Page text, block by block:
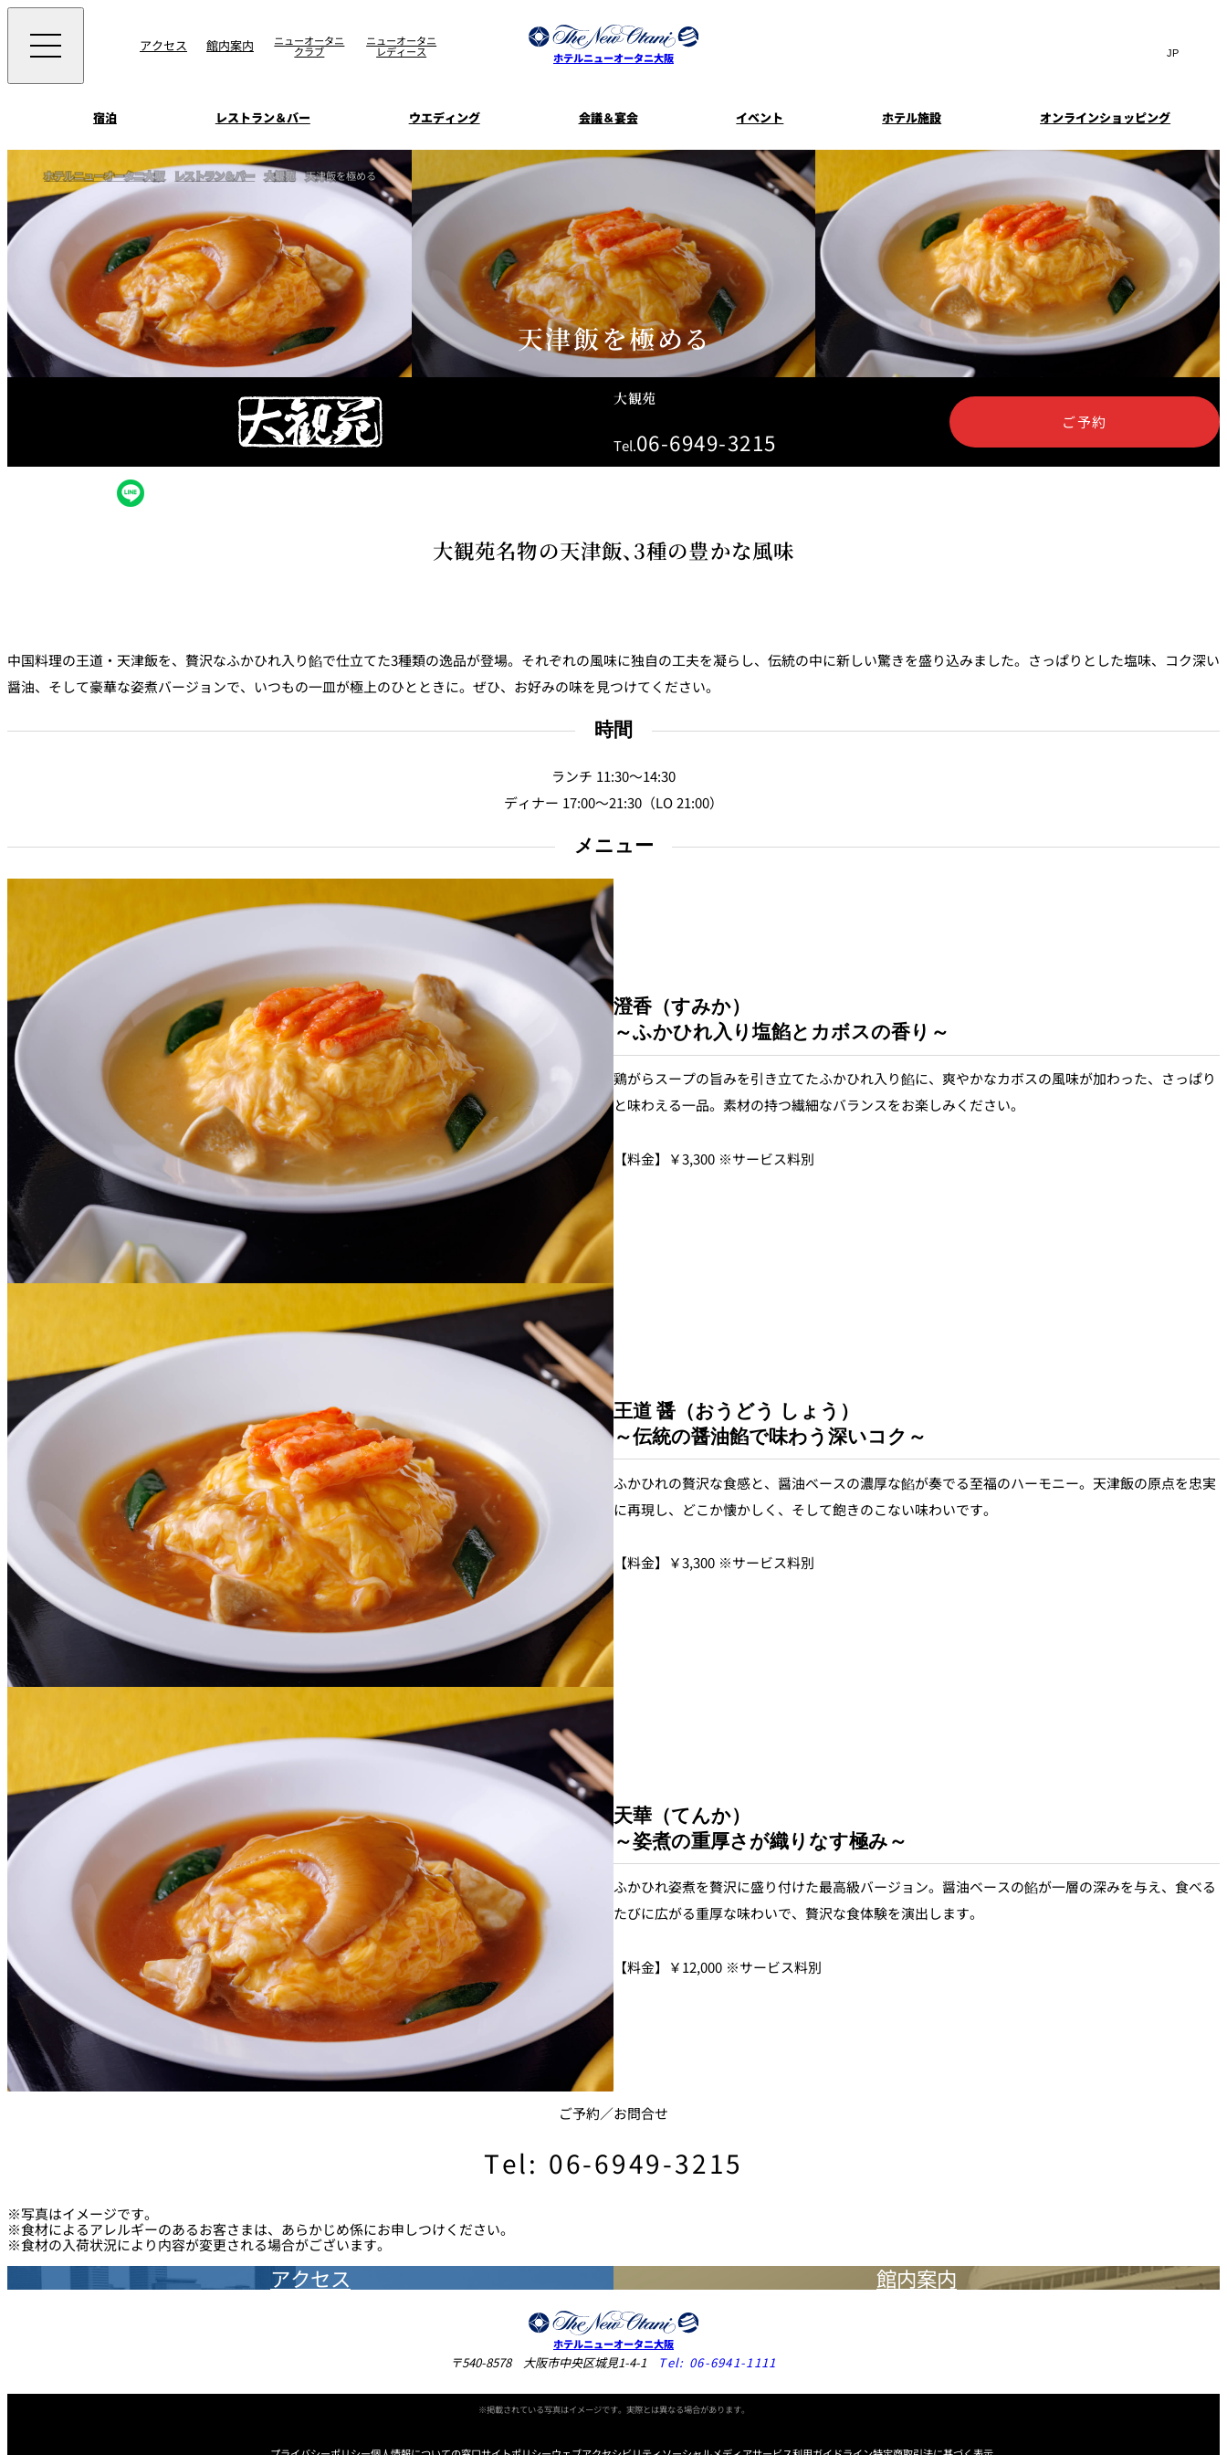
ホテルニューオータニ大阪
アクセス 館内案内 ニューオータニ
クラブ
ニューオータニ
レディース Search
サ
内
索
窓
を
開
閉
言
ュ
ー
を
開
JP(日本語)
中文(简)(中文(简))
Select Language ▼
宿泊
宿泊
客室一覧
サービスガイド
スイート・エグゼクティ
ブフロアの特典
朝食のご案内
ルームサービス
レストラン＆バー
西洋料理
SAKURA
SATSUKI
日本料理
けやき 季処 一心 麺処 NAKAJIMA 乾山
叙々苑 游玄亭 花外楼 大坂城店
藤尾
中国料理
大観苑
創作料理
パティスリーSATSUKI
バー
フォーシーズンズ
個室
River Terrace
個室のあるレストラン
レストランキャンセルポ
リシー及びキャッシュレ
ス決済のご案内 メールマガジン"Letter
OTANI"ご登録フォーム
ウエディング
ウエディング
ニューオータニウエディ
ングの魅力
ウエディングスタイル
新着情報
フェア
挙式 披露宴 料理・ケーキ
プラン
ムービー
美食ウエディング
ドレスブランド
「ituwa（いつわ）」
期間限定POP UPストア
オープン
来館予約
資料請求
会議＆宴会
会議＆宴会
宴会場一覧
お料理のご案内
宴会ご予約・お問合せフ
イベント ホテル施設 オンラインショッピング
天津飯を極める
ホテルニューオータニ大阪 レストラン＆バー 大観苑 天津飯を極める
大観苑
Tel.06-6949-3215
ご予約
大観苑名物の天津飯、3種の豊かな風味
中国料理の王道・天津飯を、贅沢なふかひれ入り餡で仕立てた3種類の逸品が登場。それぞれの風味に独自の工夫を凝らし、伝統の中に新しい驚きを盛り込みました。さっぱりとした塩味、コク深い
醤油、そして豪華な姿煮バージョンで、いつもの一皿が極上のひとときに。ぜひ、お好みの味を見つけてください。
時間
ランチ 11:30～14:30
ディナー 17:00～21:30（LO 21:00）
メニュー
澄香（すみか）
～ふかひれ入り塩餡とカボスの香り～
鶏がらスープの旨みを引き立てたふかひれ入り餡に、爽やかなカボスの風味が加わった、さっぱり
と味わえる一品。素材の持つ繊細なバランスをお楽しみください。
【料金】￥3,300 ※サービス料別
王道 醤（おうどう しょう）
～伝統の醤油餡で味わう深いコク～
ふかひれの贅沢な食感と、醤油ベースの濃厚な餡が奏でる至福のハーモニー。天津飯の原点を忠実
に再現し、どこか懐かしく、そして飽きのこない味わいです。
【料金】￥3,300 ※サービス料別
天華（てんか）
～姿煮の重厚さが織りなす極み～
ふかひれ姿煮を贅沢に盛り付けた最高級バージョン。醤油ベースの餡が一層の深みを与え、食べる
たびに広がる重厚な味わいで、贅沢な食体験を演出します。
【料金】￥12,000 ※サービス料別
ご予約／お問合せ
Tel: 06-6949-3215
※写真はイメージです。
※食材によるアレルギーのあるお客さまは、あらかじめ係にお申しつけください。
※食材の入荷状況により内容が変更される場合がございます。
アクセス 館内案内
ホテルニューオータニ大阪
〒540-8578 大阪市中央区城見1-4-1 Tel: 06-6941-1111
※掲載されている写真はイメージです。実際とは異なる場合があります。